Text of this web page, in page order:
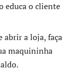
educa o cliente
abrir a loja, faça
maquininha